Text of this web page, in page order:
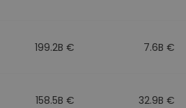
199.2B € 7.6B €
158.5B € 32.9B €